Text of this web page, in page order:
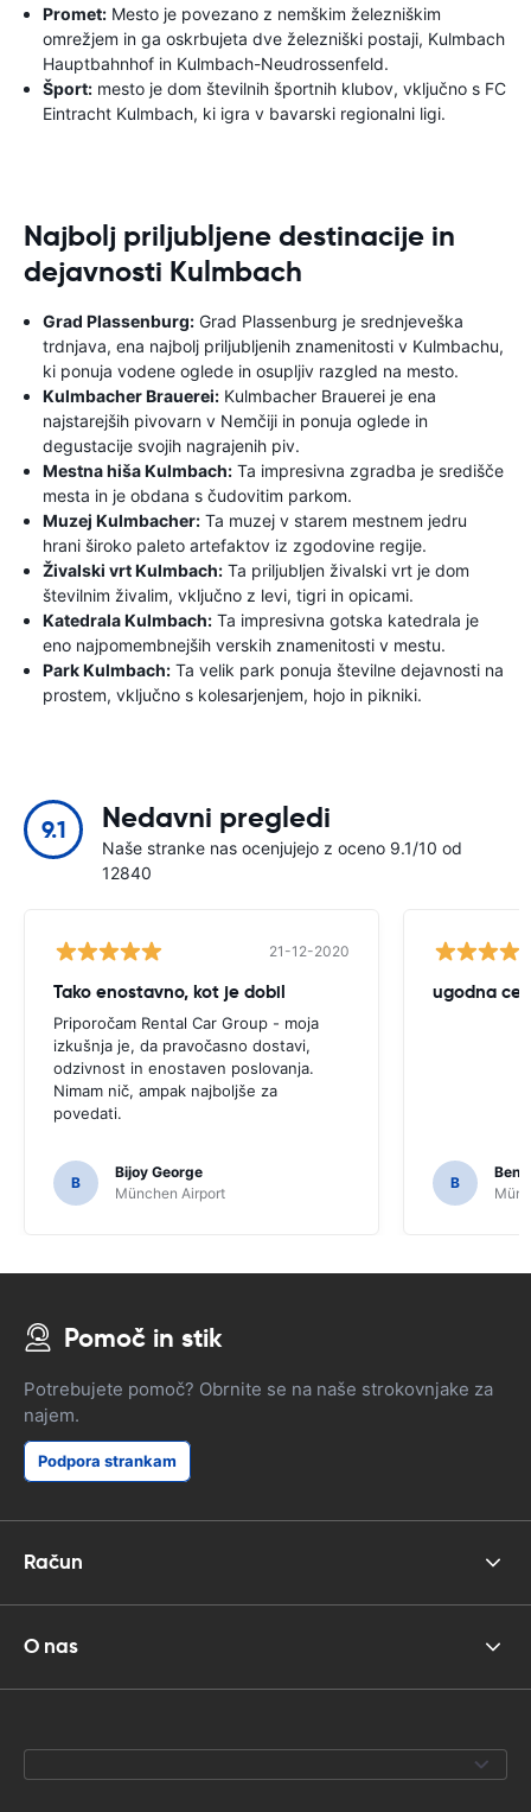
Promet: Mesto je povezano z nemškim železniškim
omrežjem in ga oskrbujeta dve železniški postaji, Kulmbach
Hauptbahnhof in Kulmbach-Neudrossenfeld.
Šport: mesto je dom številnih športnih klubov, vključno s FC
Eintracht Kulmbach, ki igra v bavarski regionalni ligi.
Najbolj priljubljene destinacije in
dejavnosti Kulmbach
Grad Plassenburg: Grad Plassenburg je srednjeveška
trdnjava, ena najbolj priljubljenih znamenitosti v Kulmbachu,
ki ponuja vodene oglede in osupljiv razgled na mesto.
Kulmbacher Brauerei: Kulmbacher Brauerei je ena
najstarejših pivovarn v Nemčiji in ponuja oglede in
degustacije svojih nagrajenih piv.
Mestna hiša Kulmbach: Ta impresivna zgradba je središče
mesta in je obdana s čudovitim parkom.
Muzej Kulmbacher: Ta muzej v starem mestnem jedru
hrani široko paleto artefaktov iz zgodovine regije.
Živalski vrt Kulmbach: Ta priljubljen živalski vrt je dom
številnim živalim, vključno z levi, tigri in opicami.
Katedrala Kulmbach: Ta impresivna gotska katedrala je
eno najpomembnejših verskih znamenitosti v mestu.
Park Kulmbach: Ta velik park ponuja številne dejavnosti na
prostem, vključno s kolesarjenjem, hojo in pikniki.
9.1 Nedavni pregledi
Naše stranke nas ocenjujejo z oceno 9.1/10 od
12840
21-12-2020
Tako enostavno, kot je dobil
Priporočam Rental Car Group - moja
izkušnja je, da pravočasno dostavi,
odzivnost in enostaven poslovanja.
Nimam nič, ampak najboljše za
povedati.
B
Bijoy George
München Airport
ugodna
B
Pomoč in stik
Potrebujete pomoč? Obrnite se na naše strokovnjake za
najem.
Podpora strankam
Račun
O nas